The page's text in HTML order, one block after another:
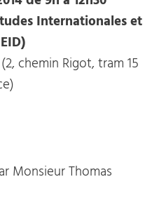
Internationales et
(2, chemin Rigot, tram 15
Monsieur Thomas